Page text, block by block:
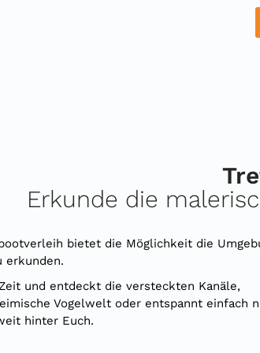
Erkunde die
bietet die Möglichkeit die
erkunden.
und entdeckt die versteckten Kanäle,
Vogelwelt oder entspannt einfach
hinter Euch.